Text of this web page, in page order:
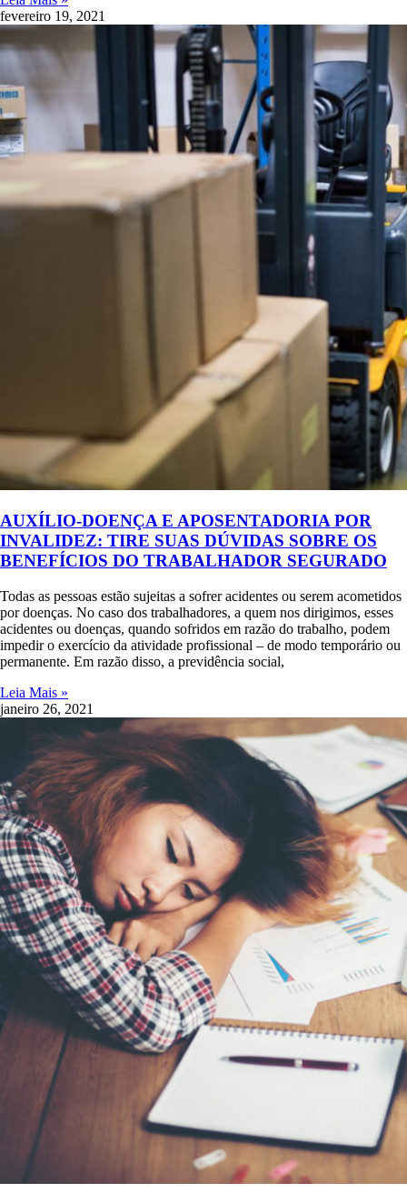
fevereiro 19, 2021
AUXÍLIO-DOENÇA E APOSENTADORIA POR
INVALIDEZ: TIRE SUAS DÚVIDAS SOBRE OS
BENEFÍCIOS DO TRABALHADOR SEGURADO
Todas as pessoas estão sujeitas a sofrer acidentes ou serem acometidos
por doenças. No caso dos trabalhadores, a quem nos dirigimos, esses
acidentes ou doenças, quando sofridos em razão do trabalho, podem
impedir o exercício da atividade profissional – de modo temporário ou
permanente. Em razão disso, a previdência social,
Leia Mais »
janeiro 26, 2021